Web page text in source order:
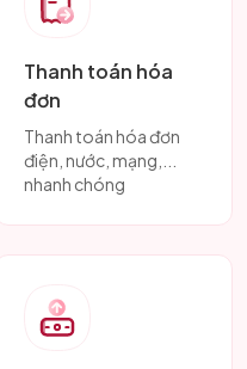
Thanh toán hóa
đơn
Thanh toán hóa đơn
điện, nước, mạng,...
nhanh chóng